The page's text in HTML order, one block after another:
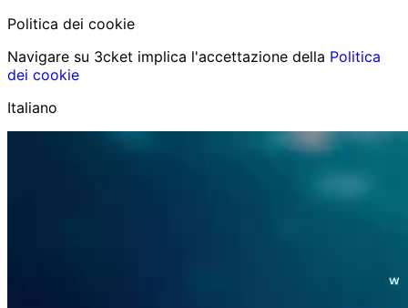
Politica dei cookie
Navigare su 3cket implica l'accettazione della Politica
dei cookie
Italiano